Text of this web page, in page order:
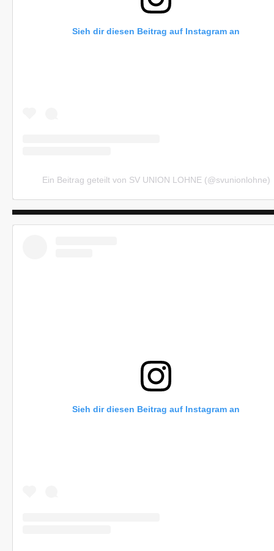
Sieh dir diesen Beitrag auf Instagram an
Ein Beitrag geteilt von SV UNION LOHNE (@svunionlohne)
Sieh dir diesen Beitrag auf Instagram an